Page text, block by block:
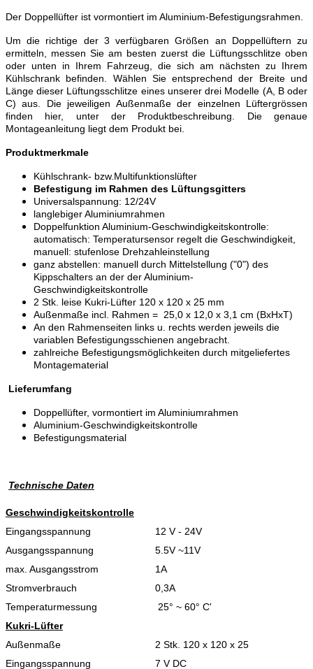
Der Doppellüfter ist vormontiert im Aluminium-Befestigungsrahmen.
Um die richtige der 3 verfügbaren Größen an Doppellüftern zu
ermitteln, messen Sie am besten zuerst die Lüftungsschlitze oben
oder unten in Ihrem Fahrzeug, die sich am nächsten zu Ihrem
Kühlschrank befinden. Wählen Sie entsprechend der Breite und
Länge dieser Lüftungsschlitze eines unserer drei Modelle (A, B oder
C) aus. Die jeweiligen Außenmaße der einzelnen Lüftergrössen
finden hier, unter der Produktbeschreibung. Die genaue
Montageanleitung liegt dem Produkt bei.
Produktmerkmale
Kühlschrank- bzw.Multifunktionslüfter
Befestigung im Rahmen des Lüftungsgitters
Universalspannung: 12/24V
langlebiger Aluminiumrahmen
Doppelfunktion Aluminium-Geschwindigkeitskontrolle:
automatisch: Temperatursensor regelt die Geschwindigkeit,
manuell: stufenlose Drehzahleinstellung
ganz abstellen: manuell durch Mittelstellung ("0") des
Kippschalters an der der Aluminium-
Geschwindigkeitskontrolle
2 Stk. leise Kukri-Lüfter 120 x 120 x 25 mm
Außenmaße incl. Rahmen = 25,0 x 12,0 x 3,1 cm (BxHxT)
An den Rahmenseiten links u. rechts werden jeweils die
variablen Befestigungsschienen angebracht.
zahlreiche Befestigungsmöglichkeiten durch mitgeliefertes
Montagematerial
Lieferumfang
Doppellüfter, vormontiert im Aluminiumrahmen
Aluminium-Geschwindigkeitskontrolle
Befestigungsmaterial
Technische Daten
Geschwindigkeitskontrolle
Eingangsspannung
12 V - 24V
Ausgangsspannung
5.5V ~11V
max. Ausgangsstrom
1A
Stromverbrauch
0,3A
Temperaturmessung
25° ~ 60° C'
Kukri-Lüfter
Außenmaße
2 Stk. 120 x 120 x 25
Eingangsspannung
7 V DC